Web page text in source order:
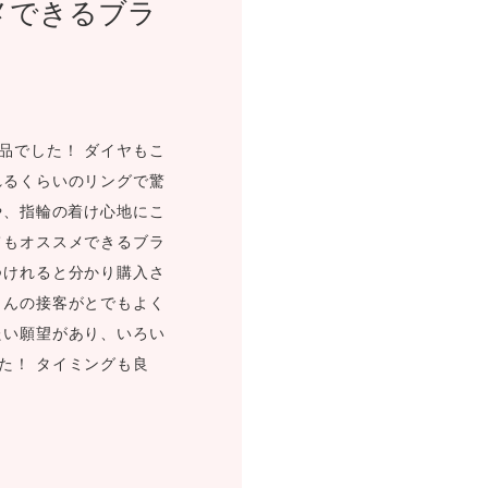
きるブラ
でした！ ダイヤもこ
くらいのリングで驚
指輪の着け心地にこ
オススメできるブラ
れると分かり購入さ
の接客がとでもよく
願望があり、いろい
！ タイミングも良